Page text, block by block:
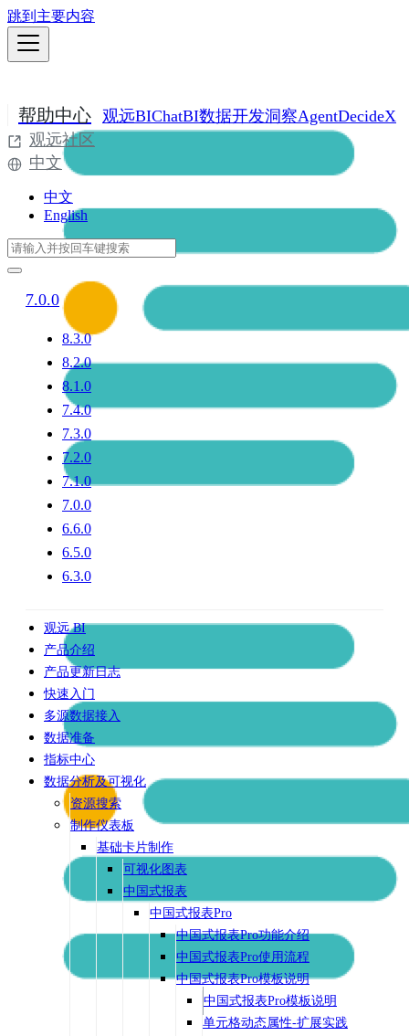
跳到主要内容
帮助中心 观远BIChatBI数据开发洞察AgentDecideX
观远社区
中文
中文
English
7.0.0
8.3.0
8.2.0
8.1.0
7.4.0
7.3.0
7.2.0
7.1.0
7.0.0
6.6.0
6.5.0
6.3.0
观远 BI
产品介绍
产品更新日志
快速入门
多源数据接入
数据准备
指标中心
数据分析及可视化
资源搜索
制作仪表板
基础卡片制作
可视化图表
中国式报表
中国式报表Pro
中国式报表Pro功能介绍
中国式报表Pro使用流程
中国式报表Pro模板说明
中国式报表Pro模板说明
单元格动态属性-扩展实践